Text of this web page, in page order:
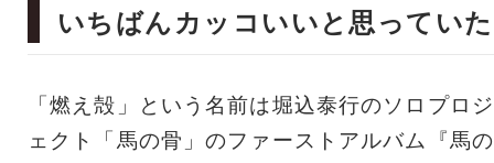
いちばんカッコいいと思っていた
「燃え殻」という名前は堀込泰行のソロプロジ
ェクト「馬の骨」のファーストアルバム『馬の